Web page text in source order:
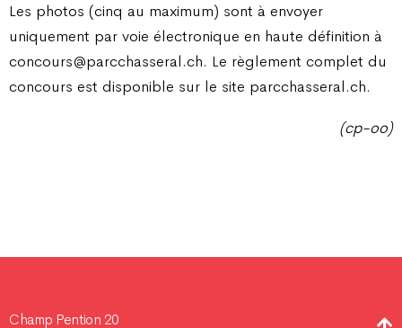
Les photos (cinq au maximum) sont à envoyer
uniquement par voie électronique en haute définition à
concours@parcchasseral.ch. Le règlement complet du
concours est disponible sur le site parcchasseral.ch.
(cp-oo)
Champ Pention 20